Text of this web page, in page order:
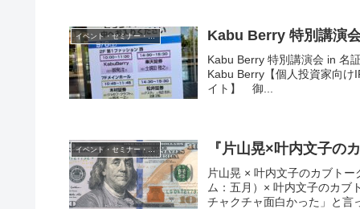
イベント・セミナー・オフ会 Kabu Berry 特別講演
Kabu Berry 特別講演会 in
Kabu Berry【個人投資家向け
イト】 御...
イベント・セミナー・オフ会 『片山晃×叶内文子の
片山晃 × 叶内文子のカブト
ム：五月）× 叶内文子のカ
チャクチャ面白かった」と言